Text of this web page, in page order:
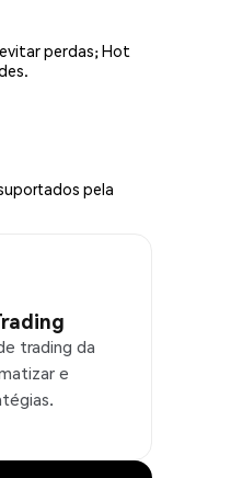
perdas; Hot
pela
trading da
e